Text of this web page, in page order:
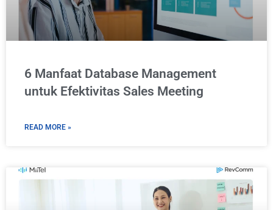
6 Manfaat Database Management
untuk Efektivitas Sales Meeting
READ MORE »